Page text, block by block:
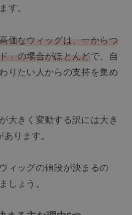
す。
価なウィッグは、一からつ
」の場合がほとんどで、自
りたい人からの支持を集め
大きく変動する訳には大き
ります。
ィッグの値段が決まるの
しょう。